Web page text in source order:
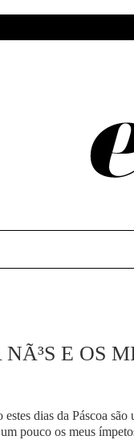
E OS
dias da Páscoa
pouco os meus